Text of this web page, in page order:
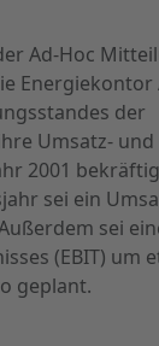
Ad-Hoc
der
Umsatz- und
2001
sei ein
sei
(EBIT) um
geplant.